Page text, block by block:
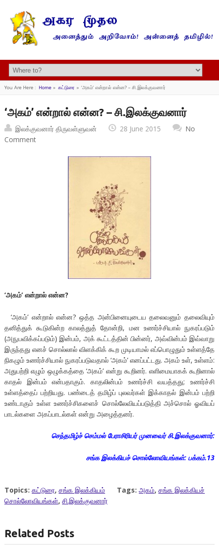
You Are Here : Home» கட்டுரை » ‘அகம்’ என்றால் என்ன? – சி.இலக்குவனார்
‘அகம்’ என்றால் என்ன? – சி.இலக்குவனார்
இலக்குவனார் திருவள்ளுவன் 28 June 2015
No
Comment
‘அகம்’ என்றால் என்ன?
‘அகம்’ என்றால் என்ன? ஒத்த அன்பினையுடைய தலைவனும் தலைவியும்
தனித்துக் கூடுகின்ற காலத்துத் தோன்றி, மன உணர்ச்சியால் நுகரப்படும்
(அநுபவிக்கப்படும்) இன்பம், அக் கூட்டத்தின் பின்னர், அவ்வின்பம் இவ்வாறு
இருந்தது எனச் சொல்லால் விளக்கிக் கூற முடியாமல் எப்பொழுதும் உள்ளத்தே
நிகழும் உணர்ச்சியால் நுகரப்படுவதால் ‘அகம்’ எனப்பட்டது. அகம் உள், உள்ளம்:
அதுபற்றி எழும் ஒழுக்கத்தை ‘அகம்’ என்று கூறினர். எளிமையாகக் கூறினால்
காதல் இன்பம் என்பதாகும். காதலின்பம் உணர்ச்சி வயத்தது; உணர்ச்சி
உள்ளத்தைப் பற்றியது. பண்டைத் தமிழ்ப் புலவர்கள் இக்காதல் இன்பம் பற்றி
உண்டாகும் உள்ள உணர்ச்சிகளைச் சொல்லேவியப்படுத்தி அச்சொல் ஓவியப்
பாடல்களை அகப்பாடல்கள் என்று அழைத்தனர்.
செந்தமிழ்ச் செம்மல் பேராசிரியர் முனவைர் சி.இலக்குவனார்:
சங்க இலக்கியச் சொல்லோவியங்கள்: பக்கம்.13
Topics: கட்டுரை, சங்க இலக்கியம் Tags: அகம், சங்க இலக்கியச்
சொல்லோவியங்கள், சி.இலக்குவனார்
Related Posts